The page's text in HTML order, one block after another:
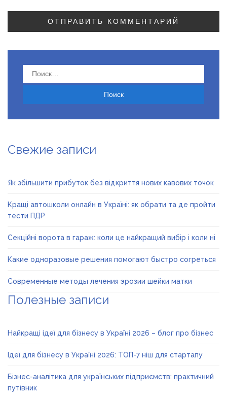
Найти:
Свежие записи
Як збільшити прибуток без відкриття нових кавових точок
Кращі автошколи онлайн в Україні: як обрати та де пройти
тести ПДР
Секційні ворота в гараж: коли це найкращий вибір і коли ні
Какие одноразовые решения помогают быстро согреться
Современные методы лечения эрозии шейки матки
Полезные записи
Найкращі ідеї для бізнесу в Україні 2026 – блог про бізнес
Ідеї для бізнесу в Україні 2026: ТОП-7 ніш для стартапу
Бізнес-аналітика для українських підприємств: практичний
путівник